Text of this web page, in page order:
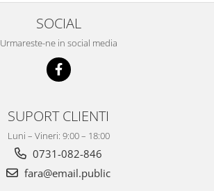
SOCIAL
Urmareste-ne in social media
SUPORT CLIENTI
Luni – Vineri: 9:00 – 18:00
0731-082-846
fara@email.public